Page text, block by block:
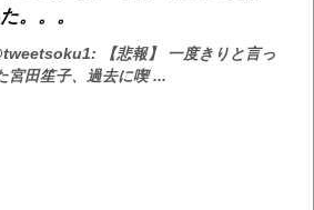
。。。
【悲報】 一度きりと言っ
宮田笙子、過去に喫 ...